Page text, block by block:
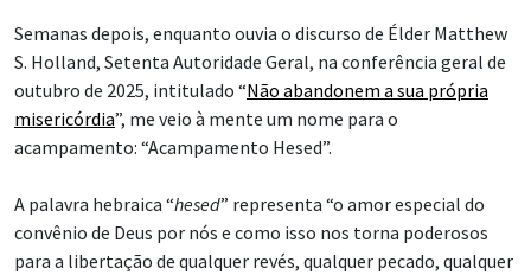
Semanas depois, enquanto ouvia o discurso de Élder Matthew
S. Holland, Setenta Autoridade Geral, na conferência geral de
outubro de 2025, intitulado “Não abandonem a sua própria
misericórdia”, me veio à mente um nome para o
acampamento: “Acampamento Hesed”.
A palavra hebraica “hesed” representa “o amor especial do
convênio de Deus por nós e como isso nos torna poderosos
para a libertação de qualquer revés, qualquer pecado, qualquer